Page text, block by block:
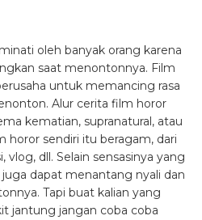
oleh banyak orang karena
saat menontonnya. Film
untuk memancing rasa
Alur cerita film horor
kematian, supranatural, atau
horor sendiri itu beragam, dari
dll. Selain sensasinya yang
dapat menantang nyali dan
Tapi buat kalian yang
jantung jangan coba coba